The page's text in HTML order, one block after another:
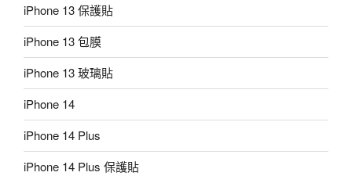
iPhone 13 保護貼
iPhone 13 包膜
iPhone 13 玻璃貼
iPhone 14
iPhone 14 Plus
iPhone 14 Plus 保護貼